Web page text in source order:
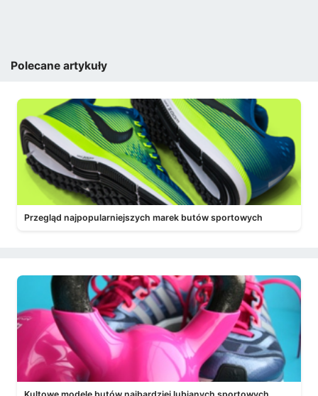
Polecane artykuły
Przegląd najpopularniejszych marek butów sportowych